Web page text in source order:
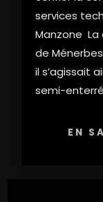
services
Manzone
de
il s’agissait
semi-
EN